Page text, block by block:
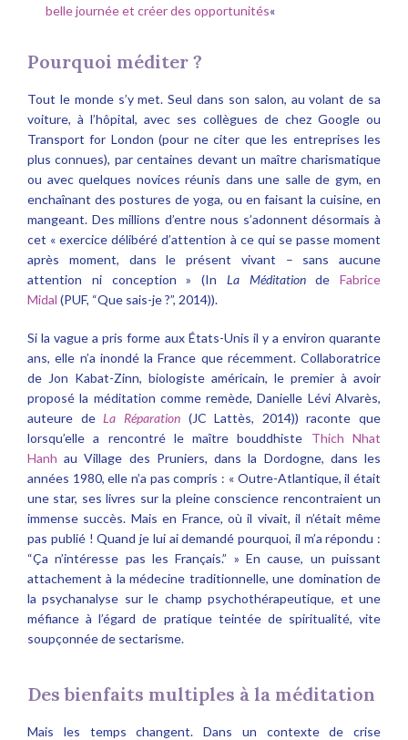
belle journée et créer des opportunités«
Pourquoi méditer ?
Tout le monde s’y met. Seul dans son salon, au volant de sa
voiture, à l’hôpital, avec ses collègues de chez Google ou
Transport for London (pour ne citer que les entreprises les
plus connues), par centaines devant un maître charismatique
ou avec quelques novices réunis dans une salle de gym, en
enchaînant des postures de yoga, ou en faisant la cuisine, en
mangeant. Des millions d’entre nous s’adonnent désormais à
cet « exercice délibéré d’attention à ce qui se passe moment
après moment, dans le présent vivant – sans aucune
attention ni conception » (In La Méditationde Fabrice
Midal (PUF, “Que sais-je ?”, 2014)).
Si la vague a pris forme aux États-Unis il y a environ quarante
ans, elle n’a inondé la France que récemment. Collaboratrice
de Jon Kabat-Zinn, biologiste américain, le premier à avoir
proposé la méditation comme remède, Danielle Lévi Alvarès,
auteure deLa Réparation (JC Lattès, 2014)) raconte que
lorsqu’elle a rencontré le maître bouddhiste Thich Nhat
Hanh au Village des Pruniers, dans la Dordogne, dans les
années 1980, elle n’a pas compris : « Outre-Atlantique, il était
une star, ses livres sur la pleine conscience rencontraient un
immense succès. Mais en France, où il vivait, il n’était même
pas publié ! Quand je lui ai demandé pourquoi, il m’a répondu :
“Ça n’intéresse pas les Français.” » En cause, un puissant
attachement à la médecine traditionnelle, une domination de
la psychanalyse sur le champ psychothérapeutique, et une
méfiance à l’égard de pratique teintée de spiritualité, vite
soupçonnée de sectarisme.
Des bienfaits multiples à la méditation
Mais les temps changent. Dans un contexte de crise